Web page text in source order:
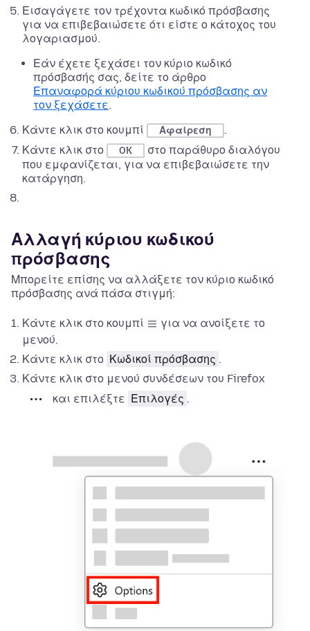
Εισαγάγετε τον τρέχοντα κωδικό πρόσβασης
για να επιβεβαιώσετε ότι είστε ο κάτοχος του
λογαριασμού.
Εάν έχετε ξεχάσει τον κύριο κωδικό
πρόσβασής σας, δείτε το άρθρο
Επαναφορά κύριου κωδικού πρόσβασης αν
τον ξεχάσετε.
Κάντε κλικ στο κουμπί
Αφαίρεση
.
Κάντε κλικ στο
OK
στο παράθυρο διαλόγου
που εμφανίζεται, για να επιβεβαιώσετε την
κατάργηση.
Αλλαγή κύριου κωδικού
πρόσβασης
Μπορείτε επίσης να αλλάξετε τον κύριο κωδικό
πρόσβασης ανά πάσα στιγμή:
Κάντε κλικ στο κουμπί
για να ανοίξετε το
μενού.
Κάντε κλικ στο Κωδικοί πρόσβασης .
Κάντε κλικ στο μενού συνδέσεων του Firefox
και επιλέξτε Επιλογές .